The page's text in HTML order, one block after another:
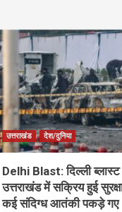
उत्तराखंड देश/दुनिया
Delhi Blast: दिल्ली
उत्तराखंड में सक्रिय हुई
कई संदिग्ध आतंकी पकड़े गए